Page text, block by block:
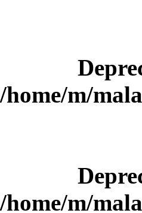
/home/m/
/home/m/